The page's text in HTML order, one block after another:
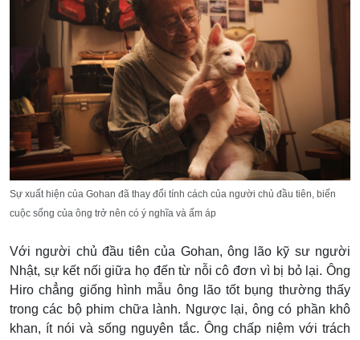
Sự xuất hiện của Gohan đã thay đổi tính cách của người chủ đầu tiên, biến
cuộc sống của ông trở nên có ý nghĩa và ấm áp
Với người chủ đầu tiên của Gohan, ông lão kỹ sư người
Nhật, sự kết nối giữa họ đến từ nỗi cô đơn vì bị bỏ lại. Ông
Hiro chẳng giống hình mẫu ông lão tốt bụng thường thấy
trong các bộ phim chữa lành. Ngược lại, ông có phần khô
khan, ít nói và sống nguyên tắc. Ông chấp niệm với trách